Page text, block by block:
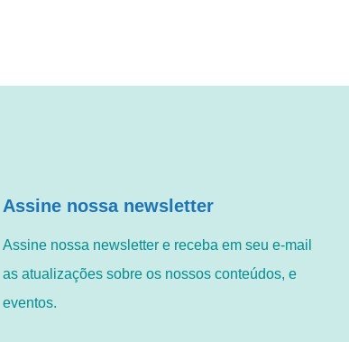
Assine nossa newsletter
Assine nossa newsletter e receba em seu e-mail
as atualizações sobre os nossos conteúdos, e
eventos.